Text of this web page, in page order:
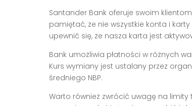
Santander Bank oferuje swoim
pamiętać, że nie wszystkie konta i
upewnić się, że nasza karta jest
Bank umożliwia płatności w różnych
Kurs wymiany jest ustalany przez
średniego NBP.
Warto również zwrócić uwagę na